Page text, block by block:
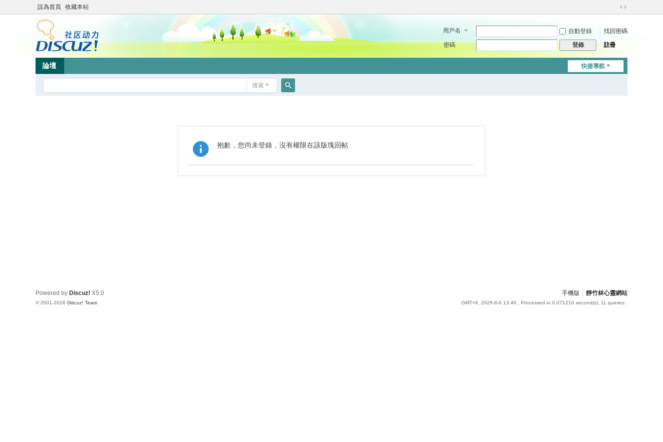
設為首頁 收藏本站
切
到
用戶名 自動登錄
找回密碼
密碼
登錄 註冊
快捷導航
論壇
搜索
抱歉，您尚未登錄，沒有權限在該版塊回帖
手機版 靜竹林心靈網站
GMT+8, 2026-8-6 13:46 , Processed in 0.071210 second(s), 11 queries .
Powered by Discuz! X5.0
© 2001-2026 Discuz! Team